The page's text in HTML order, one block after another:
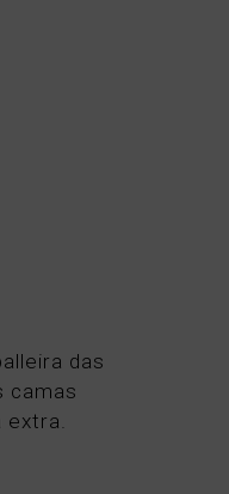
das
camas
extra.